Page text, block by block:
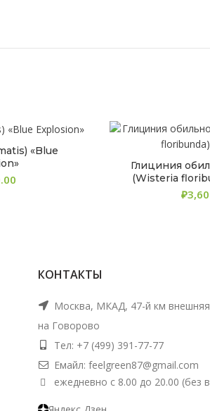
«Blue
Глициния
(Wisteria
₽
КОНТАКТЫ
Москва, МКАД, 47-й км
на Говорово
Тел: +7 (499) 391-77-77
Емайл: feelgreen87@gmail.com
ежедневно с 8.00 до 20.00 (без